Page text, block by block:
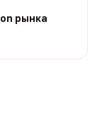
рынка